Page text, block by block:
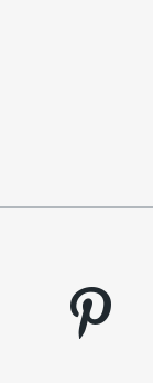
pinterest